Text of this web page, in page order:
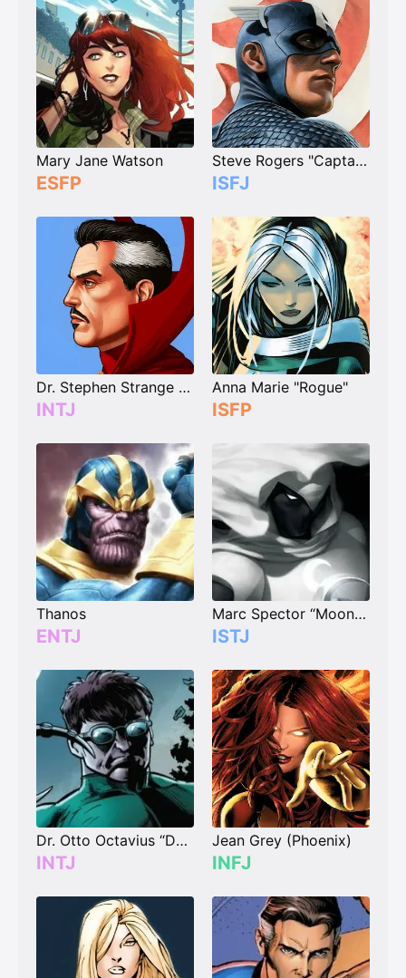
Mary Jane Watson
ESFP
Steve Rogers "Captain America"
ISFJ
Dr. Stephen Strange "Doctor Strange"
INTJ
Anna Marie "Rogue"
ISFP
Thanos
ENTJ
Marc Spector “Moon Knight”
ISTJ
Dr. Otto Octavius “Doctor Octopus”
INTJ
Jean Grey (Phoenix)
INFJ